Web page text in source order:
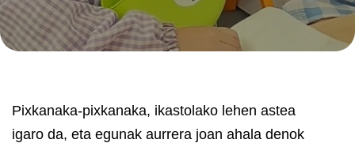
Pixkanaka-pixkanaka, ikastolako lehen astea
igaro da, eta egunak aurrera joan ahala denok